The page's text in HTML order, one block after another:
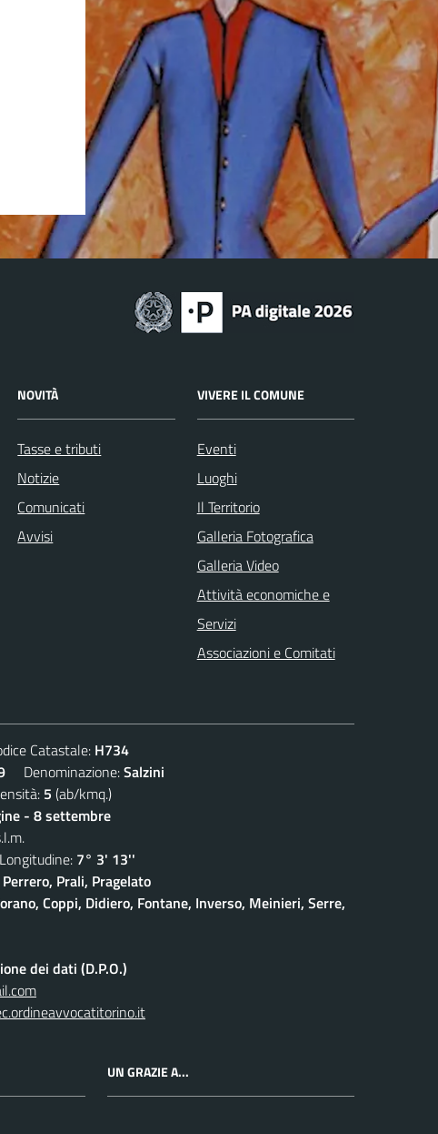
NOVITÀ
Tasse e tributi
Notizie
Comunicati
Avvisi
VIVERE IL COMUNE
Eventi
Luoghi
Il Territorio
Galleria Fotografica
Galleria Video
Attività economiche e
Servizi
Associazioni e Comitati
Catastale: H734
Denominazione:Salzini
5 (ab/kmq.)
- 8 settembre
7° 3' 13''
Prali, Pragelato
Coppi, Didiero, Fontane, Inverso, Meinieri, Serre,
dei dati (D.P.O.)
UN GRAZIE A...